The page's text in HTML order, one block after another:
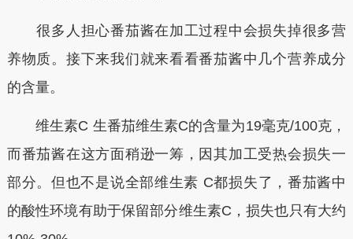
很多人担心番茄酱在加工过程中会损失掉很多营
养物质。接下来我们就来看看番茄酱中几个营养成分
的含量。
维生素C 生番茄维生素C的含量为19毫克/100克，
而番茄酱在这方面稍逊一筹，因其加工受热会损失一
部分。但也不是说全部维生素 C都损失了，番茄酱中
的酸性环境有助于保留部分维生素C，损失也只有大约